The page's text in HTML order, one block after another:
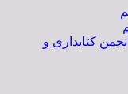
کتابداری و